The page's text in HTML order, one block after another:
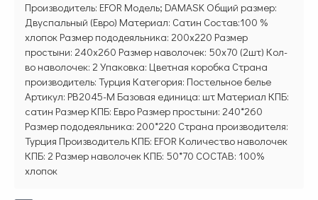
Производитель: EFOR Модель; DAMASK Общий размер:
Двуспальный (Евро) Материал: Сатин Состав:100 %
хлопок Размер пододеяльника: 200х220 Размер
простыни: 240х260 Размер наволочек: 50х70 (2шт) Кол-
во наволочек: 2 Упаковка: Цветная коробка Страна
производитель: Турция Категория: Постельное белье
Артикул: PB2045-M Базовая единица: шт Материал КПБ:
сатин Размер КПБ: Евро Размер простыни: 240*260
Размер пододеяльника: 200*220 Страна производителя:
Турция Производитель КПБ: EFOR Количество наволочек
КПБ: 2 Размер наволочек КПБ: 50*70 СОСТАВ: 100%
хлопок